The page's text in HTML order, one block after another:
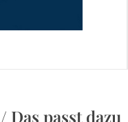
Das passt dazu